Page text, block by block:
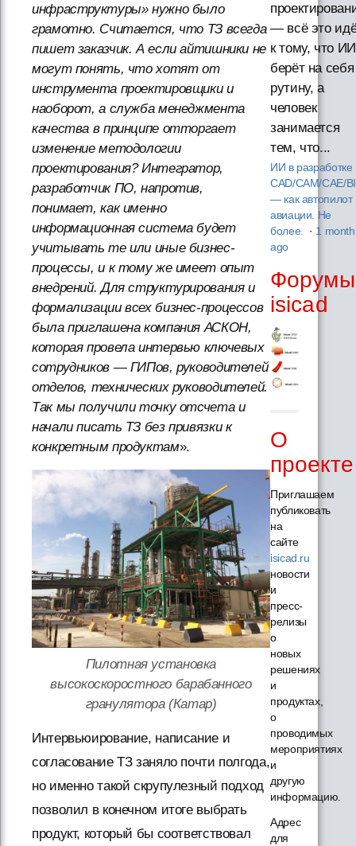
инфраструктуры» нужно было
грамотно. Считается, что ТЗ всегда
пишет заказчик. А если айтишники не
могут понять, что хотят от
инструмента проектировщики и
наоборот, а служба менеджмента
качества в принципе отторгает
изменение методологии
проектирования? Интегратор,
разработчик ПО, напротив,
понимает, как именно
информационная система будет
учитывать те или иные бизнес-
процессы, и к тому же имеет опыт
внедрений. Для структурирования и
формализации всех бизнес-процессов
была приглашена компания АСКОН,
которая провела интервью ключевых
сотрудников — ГИПов, руководителей
отделов, технических руководителей.
Так мы получили точку отсчета и
начали писать ТЗ без привязки к
конкретным продуктам».
Пилотная установка
высокоскоростного барабанного
гранулятора (Катар)
Интервьюирование, написание и
согласование ТЗ заняло почти полгода,
но именно такой скрупулезный подход
позволил в конечном итоге выбрать
продукт, который бы соответствовал
— всё это
к тому, что ИИ
берёт на себя
рутину, а
человек
занимается
тем, что...
ИИ в разработке
CAD/CAM/CAE/
— как автопилот
авиации. Не
более. · 1 month
ago
Форумы
isicad
О
проекте
Приглашаем
публиковать
на
сайте
isicad.ru
новости
и
пресс-
релизы
о
новых
решениях
и
продуктах,
о
проводимых
мероприятиях
и
другую
информацию.
Адрес
для